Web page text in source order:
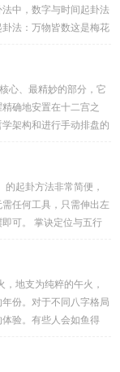
法中，数字与时间起卦法
法：万物皆数这是梅花
如果是奇数位，则前部
前一位 2 为上卦后两
心、最精妙的部分，它
确地安置在十二宫之
架构和进行手动排盘的
、 核心安星诀详解1.
第一步，至关重要。口
，...
的起卦方法非常简便，
任何工具，只需伸出左
可。 掌诀定位与五行
，主数2、7、8，凶。
数4、1、2，凶。小
数5、3、8，吉。空
地支为纯粹的午火，
份。对于不同八字格局
验。有些人会如鱼得
平衡与“喜用神”。喜用